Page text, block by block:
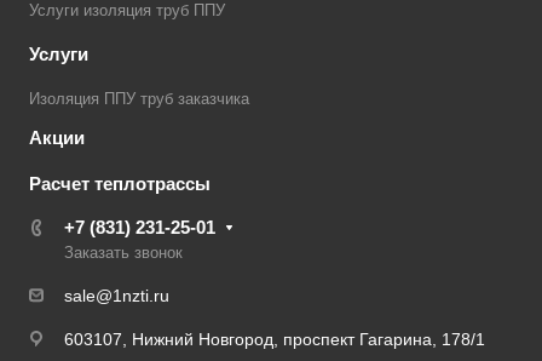
Услуги изоляция труб ППУ
Услуги
Изоляция ППУ труб заказчика
Акции
Расчет теплотрассы
+7 (831) 231-25-01
Заказать звонок
sale@1nzti.ru
603107, Нижний Новгород, проспект Гагарина, 178/1